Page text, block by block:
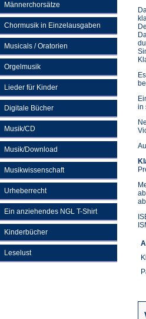
Männerchorsätze
Chormusik in Einzelausgaben
Musicals / Oratorien
Orgelmusik
Lieder für Kinder
Digitale Bücher
Musik/CD
Musik/Download
Musikwissenschaft
Urheberrecht
Ein anziehendes NGL T-Shirt
Kinderbücher
Leselust
in